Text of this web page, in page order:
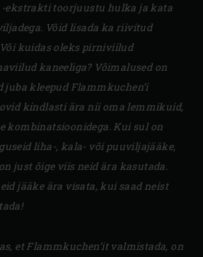
-ekstrakti toorjuustu hulka ja kata
Võid lisada ka riivitud
kuidas oleks pirniviilud
kaneeliga? Võimalused on
juba kleepud Flammkuchen’i
kindlasti ära nii oma lemmikuid,
kombinatsioonidega. Kui sul on
liha-, kala- või puuviljajääke,
on just õige viis neid ära kasutada.
jääke ära visata, kui saad neist
et Flammkuchen’it valmistada, on